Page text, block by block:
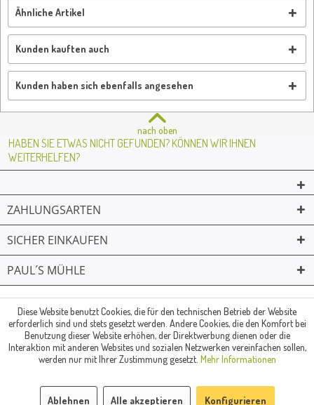
Ähnliche Artikel
Kunden kauften auch
Kunden haben sich ebenfalls angesehen
nach oben
HABEN SIE ETWAS NICHT GEFUNDEN? KÖNNEN WIR IHNEN
WEITERHELFEN?
ZAHLUNGSARTEN
SICHER EINKAUFEN
PAUL´S MÜHLE
© Paul's Mühle | Inhaber: Christof Paul e.K. | Westring 2 | 45659
Recklinghausen
Fax: 02361 -28831 | E-Mail: info@pauls-muehle.de
Diese Website benutzt Cookies, die für den technischen Betrieb der Website
erforderlich sind und stets gesetzt werden. Andere Cookies, die den Komfort bei
Benutzung dieser Website erhöhen, der Direktwerbung dienen oder die
Interaktion mit anderen Websites und sozialen Netzwerken vereinfachen sollen,
werden nur mit Ihrer Zustimmung gesetzt. Mehr Informationen
Ablehnen Alle akzeptieren Konfigurieren